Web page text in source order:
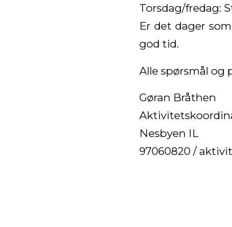
Torsdag/fredag:
Er det dager
god tid.
Alle spørsmål og
Gøran Bråthen
Nesbyen IL
97060820 /